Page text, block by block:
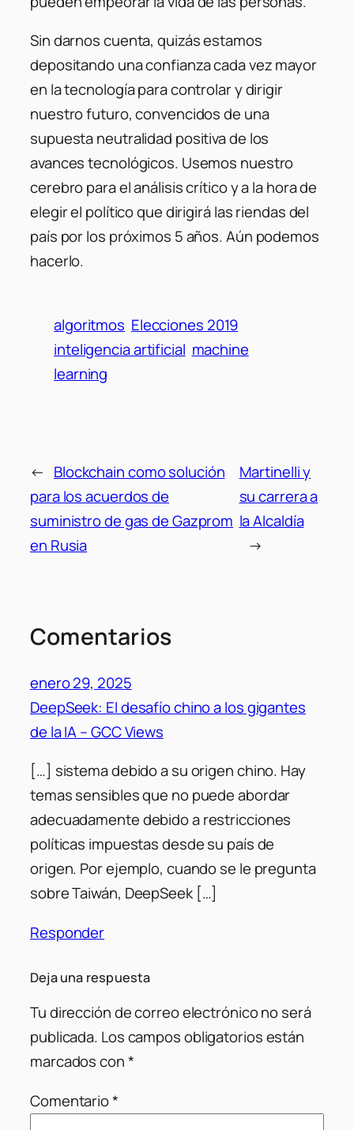
Sin darnos cuenta, quizás estamos
depositando una confianza cada vez mayor
en la tecnología para controlar y dirigir
nuestro futuro, convencidos de una
supuesta neutralidad positiva de los
avances tecnológicos. Usemos nuestro
cerebro para el análisis crítico y a la hora de
elegir el político que dirigirá las riendas del
país por los próximos 5 años. Aún podemos
hacerlo.
algoritmos Elecciones 2019
inteligencia artificial machine
learning
← Blockchain como solución
para los acuerdos de
suministro de gas de Gazprom
en Rusia
Martinelli y
su carrera a
la Alcaldía
→
Comentarios
enero 29, 2025
DeepSeek: El desafío chino a los gigantes
de la IA – GCC Views
[…] sistema debido a su origen chino. Hay
temas sensibles que no puede abordar
adecuadamente debido a restricciones
políticas impuestas desde su país de
origen. Por ejemplo, cuando se le pregunta
sobre Taiwán, DeepSeek […]
Responder
Deja una respuesta
Tu dirección de correo electrónico no será
publicada. Los campos obligatorios están
marcados con*
Comentario*